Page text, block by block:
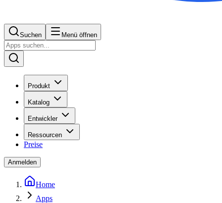
Suchen Menü öffnen
Produkt
Katalog
Entwickler
Ressourcen
Preise
Anmelden
Home
Apps